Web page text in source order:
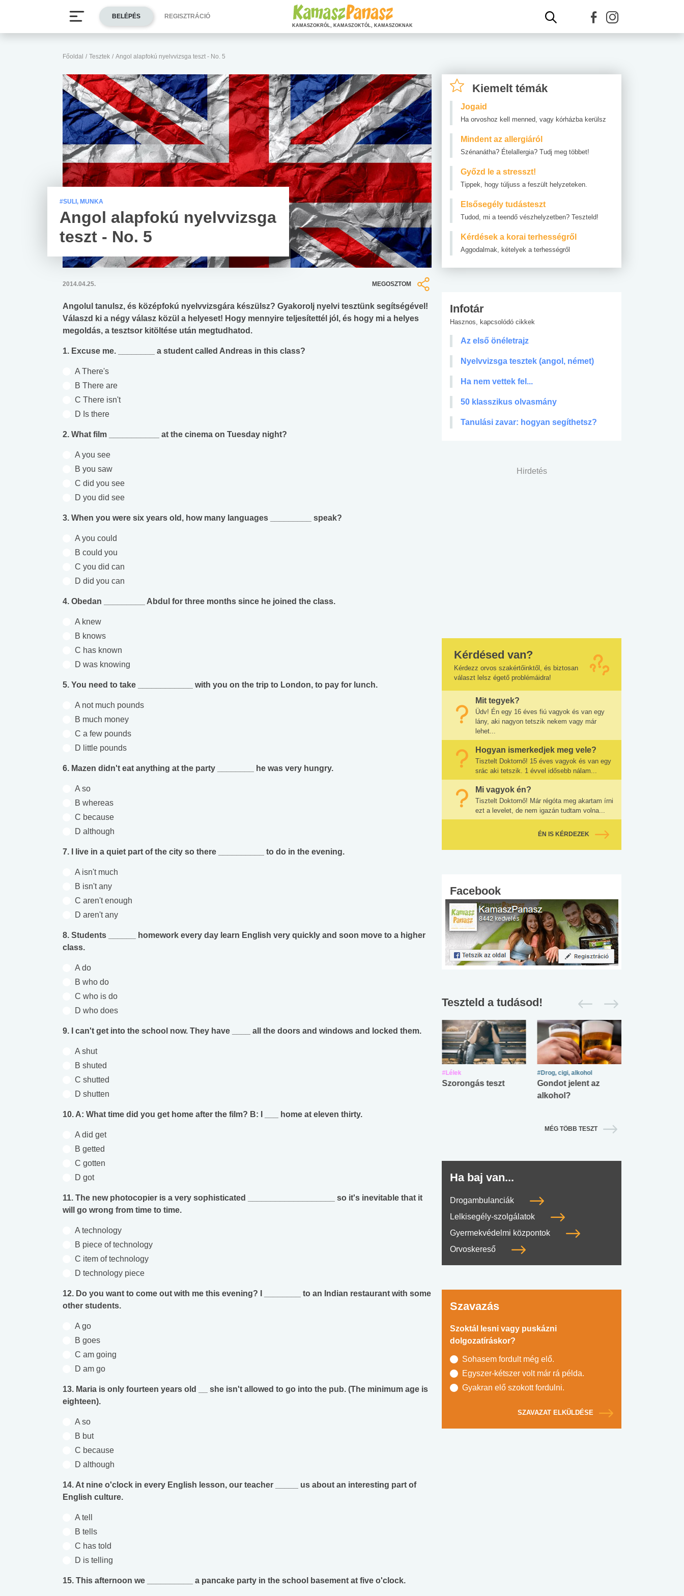
Főoldal / Tesztek / Angol alapfokú nyelvvizsga teszt - No. 5
#SULI, MUNKA
Angol alapfokú nyelvvizsga
teszt - No. 5
2014.04.25. MEGOSZTOM
Angolul tanulsz, és középfokú nyelvvizsgára készülsz? Gyakorolj nyelvi tesztünk segítségével!
Válaszd ki a négy válasz közül a helyeset! Hogy mennyire teljesítettél jól, és hogy mi a helyes
megoldás, a tesztsor kitöltése után megtudhatod.
1. Excuse me. ________ a student called Andreas in this class?
A There's
B There are
C There isn't
D Is there
2. What film ___________ at the cinema on Tuesday night?
A you see
B you saw
C did you see
D you did see
3. When you were six years old, how many languages _________ speak?
A you could
B could you
C you did can
D did you can
4. Obedan _________ Abdul for three months since he joined the class.
A knew
B knows
C has known
D was knowing
5. You need to take ____________ with you on the trip to London, to pay for lunch.
A not much pounds
B much money
C a few pounds
D little pounds
6. Mazen didn't eat anything at the party ________ he was very hungry.
A so
B whereas
C because
D although
7. I live in a quiet part of the city so there __________ to do in the evening.
A isn't much
B isn't any
C aren't enough
D aren't any
8. Students ______ homework every day learn English very quickly and soon move to a higher
class.
A do
B who do
C who is do
D who does
9. I can't get into the school now. They have ____ all the doors and windows and locked them.
A shut
B shuted
C shutted
D shutten
10. A: What time did you get home after the film? B: I ___ home at eleven thirty.
A did get
B getted
C gotten
D got
11. The new photocopier is a very sophisticated ___________________ so it's inevitable that it
will go wrong from time to time.
A technology
B piece of technology
C item of technology
D technology piece
12. Do you want to come out with me this evening? I ________ to an Indian restaurant with some
other students.
A go
B goes
C am going
D am go
13. Maria is only fourteen years old __ she isn't allowed to go into the pub. (The minimum age is
eighteen).
A so
B but
C because
D although
14. At nine o'clock in every English lesson, our teacher _____ us about an interesting part of
English culture.
A tell
B tells
C has told
D is telling
15. This afternoon we __________ a pancake party in the school basement at five o'clock.
Kiemelt témák
Jogaid
Ha orvoshoz kell menned, vagy kórházba kerülsz
Mindent az allergiáról
Szénanátha? Ételallergia? Tudj meg többet!
Győzd le a stresszt!
Tippek, hogy túljuss a feszült helyzeteken.
Elsősegély tudásteszt
Tudod, mi a teendő vészhelyzetben? Teszteld!
Kérdések a korai terhességről
Aggodalmak, kételyek a terhességről
Infotár
Hasznos, kapcsolódó cikkek
Az első önéletrajz
Nyelvvizsga tesztek (angol, német)
Ha nem vettek fel...
50 klasszikus olvasmány
Tanulási zavar: hogyan segíthetsz?
Hirdetés
Kérdésed van?
Kérdezz orvos szakértőinktől, és biztosan
választ lelsz égető problémáidra!
Mit tegyek?
Üdv! Én egy 16 éves fiú vagyok és van egy
lány, aki nagyon tetszik nekem vagy már
lehet...
Hogyan ismerkedjek meg vele?
Tisztelt Doktornő! 15 éves vagyok és van egy
srác aki tetszik. 1 évvel idősebb nálam...
Mi vagyok én?
Tisztelt Doktornő! Már régóta meg akartam írni
ezt a levelet, de nem igazán tudtam volna...
ÉN IS KÉRDEZEK
Facebook
Teszteld a tudásod!
Mekkora az ökológiai
lábnyomod?
#Lélek
Szorongás teszt
#Drog, cigi, alkohol
Gondot jelent az
alkohol?
MÉG TÖBB TESZT
Ha baj van...
Drogambulanciák
Lelkisegély-szolgálatok
Gyermekvédelmi központok
Orvoskereső
Szavazás
Szoktál lesni vagy puskázni
dolgozatíráskor?
Sohasem fordult még elő.
Egyszer-kétszer volt már rá példa.
Gyakran elő szokott fordulni.
SZAVAZAT ELKÜLDÉSE
BELÉPÉS REGISZTRÁCIÓ
KAMASZOKRÓL, KAMASZOKTÓL, KAMASZOKNAK